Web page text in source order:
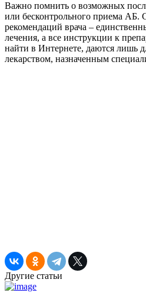
Важно помнить о возможных
или бесконтрольного приема АБ.
рекомендаций врача –
лечения, а все инструкции к
найти в Интернете, даются лишь
лекарством, назначенным
Другие статьи